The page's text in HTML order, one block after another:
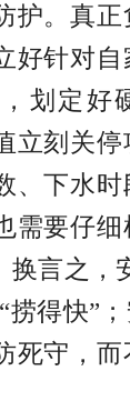
护。真
好针对
划定好
立刻关停
、下水
需要仔
换言之，
捞得快”
死守，